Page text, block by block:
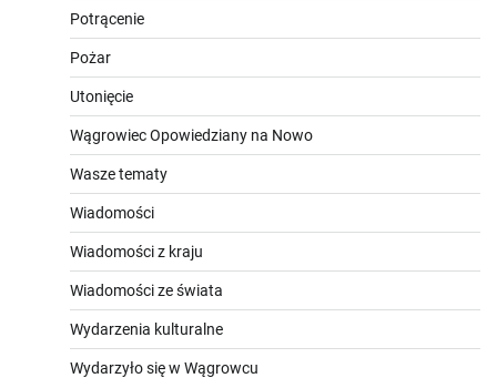
Potrącenie
Pożar
Utonięcie
Wągrowiec Opowiedziany na Nowo
Wasze tematy
Wiadomości
Wiadomości z kraju
Wiadomości ze świata
Wydarzenia kulturalne
Wydarzyło się w Wągrowcu